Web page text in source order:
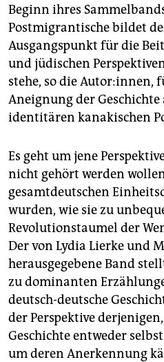
epaper login
Beginn ihres
Postmigrantische bildet
Ausgangspunkt für die
und jüdischen
stehe, so die Autor:innen,
Aneignung der
identitären kanakischen
Es geht um jene
nicht gehört werden
gesamtdeutschen
wurden, wie sie zu
Revolutionstaumel der
Der von Lydia Lierke und
herausgegebene Band
zu dominanten
deutsch-deutsche
der Perspektive
Geschichte entweder
um deren Anerkennung